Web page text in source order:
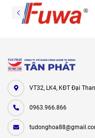
VT32, LK4, KĐT Đại
0963.966.866